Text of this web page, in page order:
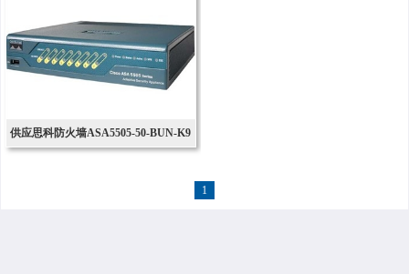
供应思科防火墙ASA5505-50-BUN-K9
1